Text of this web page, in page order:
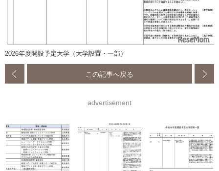
2026年度開設予定大学（大学設置・一部）
この記事へ戻る
advertisement